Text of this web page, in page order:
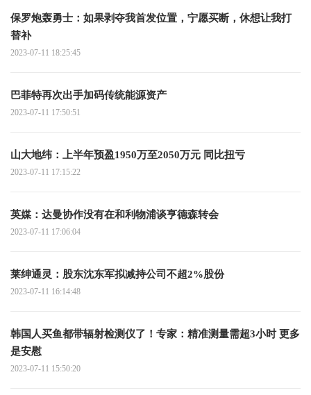
保罗炮轰勇士：如果剥夺我首发位置，宁愿买断，休想让我打
替补
2023-07-11 18:25:45
巴菲特再次出手加码传统能源资产
2023-07-11 17:50:51
山大地纬：上半年预盈1950万至2050万元 同比扭亏
2023-07-11 17:15:22
英媒：达曼协作没有在和利物浦谈亨德森转会
2023-07-11 17:06:04
莱绅通灵：股东沈东军拟减持公司不超2%股份
2023-07-11 16:14:48
韩国人买鱼都带辐射检测仪了！专家：精准测量需超3小时 更多
是安慰
2023-07-11 15:50:20